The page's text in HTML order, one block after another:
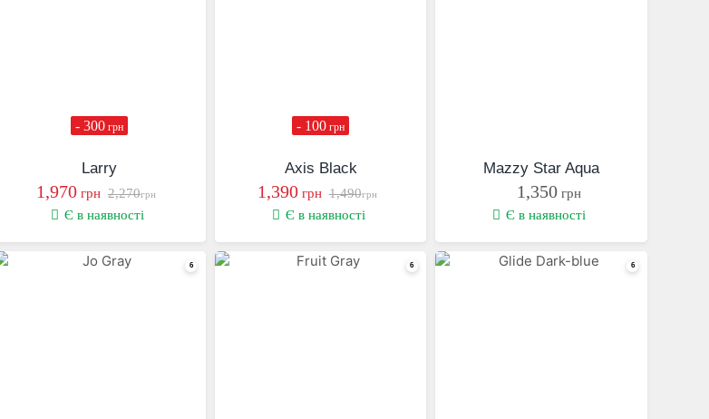
Larry
1,970грн 2,270грн
- 300 грн
Є в наявності
Axis Black
1,390грн 1,490грн
- 100 грн
Є в наявності
Mazzy Star Aqua
1,350грн
Є в наявності